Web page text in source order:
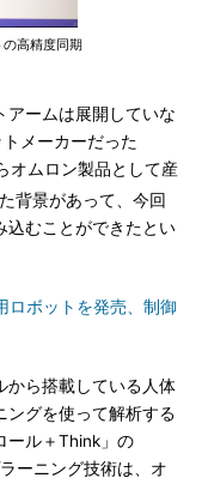
高精度同期
ームは展開していな
メーカーだった
オムロン製品として産
背景があって、今回
込むことができたとい
ロボットを発売、制御
ら搭載している人体
ングを使って解析する
ール＋Think」の
ーニング技術は、オ